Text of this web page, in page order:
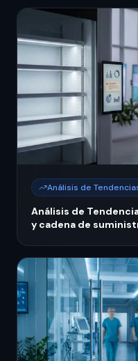
Análisis de
Análisis de
y cadena de